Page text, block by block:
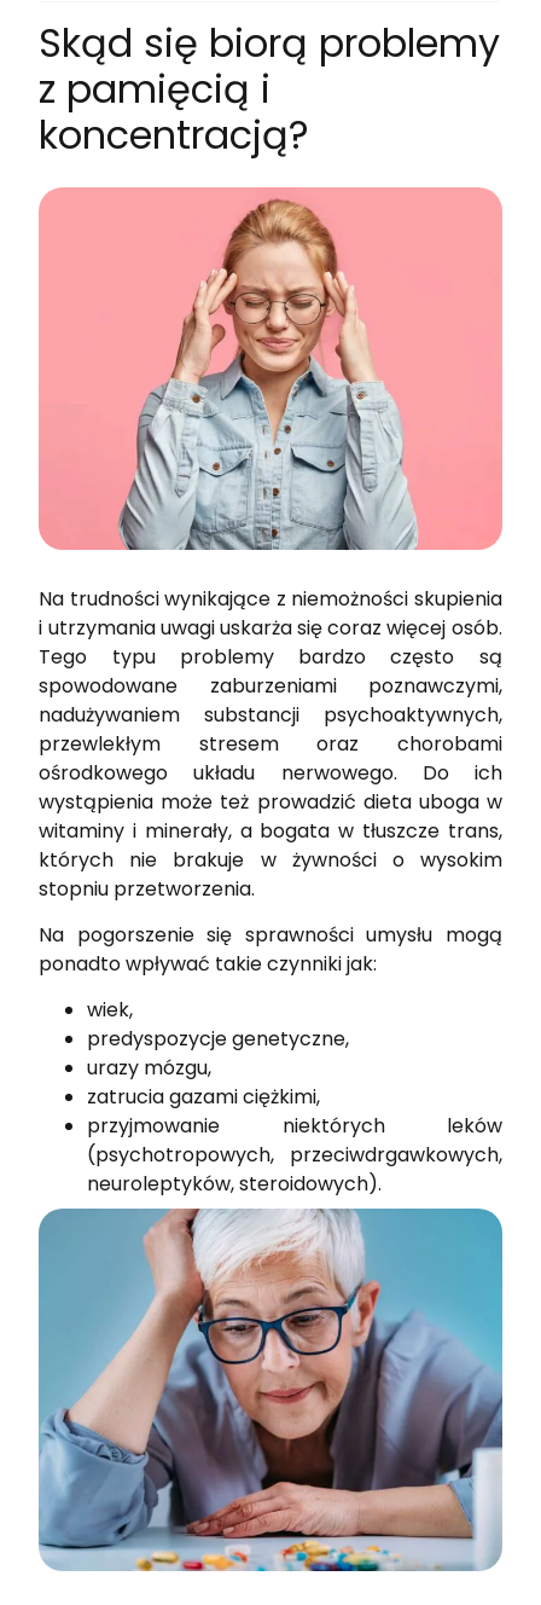
Skąd się biorą problemy
z pamięcią i
koncentracją?
Na trudności wynikające z niemożności skupienia
i utrzymania uwagi uskarża się coraz więcej osób.
Tego typu problemy bardzo często są
spowodowane zaburzeniami poznawczymi,
nadużywaniem substancji psychoaktywnych,
przewlekłym stresem oraz chorobami
ośrodkowego układu nerwowego. Do ich
wystąpienia może też prowadzić dieta uboga w
witaminy i minerały, a bogata w tłuszcze trans,
których nie brakuje w żywności o wysokim
stopniu przetworzenia.
Na pogorszenie się sprawności umysłu mogą
ponadto wpływać takie czynniki jak:
wiek,
predyspozycje genetyczne,
urazy mózgu,
zatrucia gazami ciężkimi,
przyjmowanie niektórych leków
(psychotropowych, przeciwdrgawkowych,
neuroleptyków, steroidowych).